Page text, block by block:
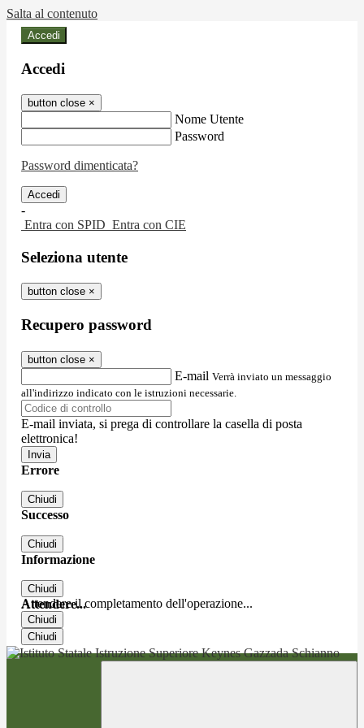
Salta al contenuto
Accedi
Accedi
button close ×
Nome Utente
Password
Password dimenticata?
-
Entra con SPID Entra con CIE
Seleziona utente
button close ×
Recupero password
button close ×
E-mail Verrà inviato un messaggio
all'indirizzo indicato con le istruzioni necessarie.
E-mail inviata, si prega di controllare la casella di posta
elettronica!
Errore
Chiudi
Successo
Chiudi
Informazione
Chiudi
Attendere...
Attendere il completamento dell'operazione...
Chiudi
Chiudi